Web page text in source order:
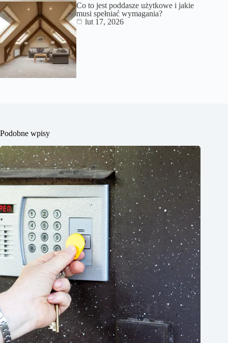
Co to jest poddasze użytkowe i jakie
musi spełniać wymagania?
lut 17, 2026
Podobne wpisy